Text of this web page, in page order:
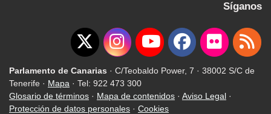
Síganos
Parlamento de Canarias · C/Teobaldo Power, 7 · 38002 S/C de
Tenerife · Mapa · Tel: 922 473 300
Glosario de términos · Mapa de contenidos · Aviso Legal ·
Protección de datos personales · Cookies